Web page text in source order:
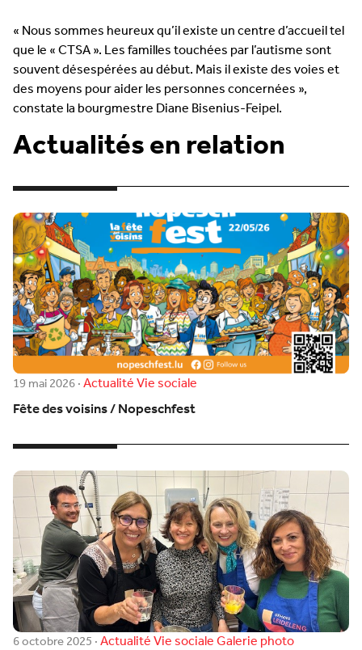
« Nous sommes heureux qu’il existe un centre d’accueil tel
que le « CTSA ». Les familles touchées par l’autisme sont
souvent désespérées au début. Mais il existe des voies et
des moyens pour aider les personnes concernées »,
constate la bourgmestre Diane Bisenius-Feipel.
Actualités en relation
19 mai 2026·ActualitéVie sociale
Fête des voisins / Nopeschfest
6 octobre 2025·ActualitéVie socialeGalerie photo